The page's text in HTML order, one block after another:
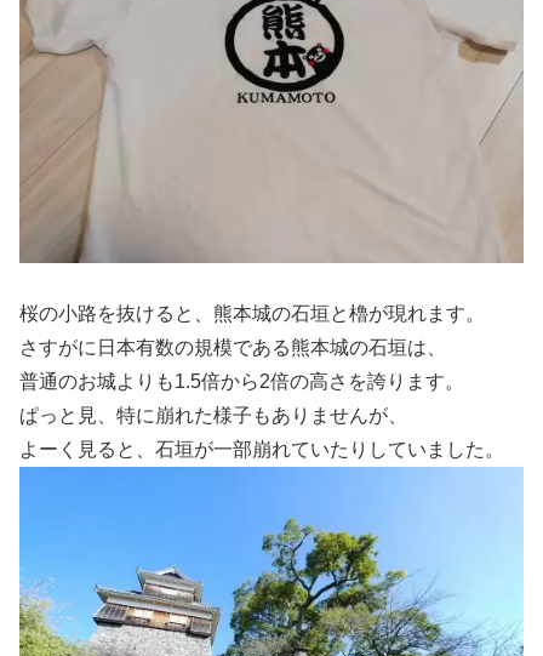
桜の小路を抜けると、熊本城の石垣と櫓が現れます。
さすがに日本有数の規模である熊本城の石垣は、
普通のお城よりも1.5倍から2倍の高さを誇ります。
ぱっと見、特に崩れた様子もありませんが、
よーく見ると、石垣が一部崩れていたりしていました。